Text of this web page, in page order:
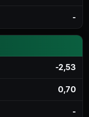
-
-2,53
0,70
-